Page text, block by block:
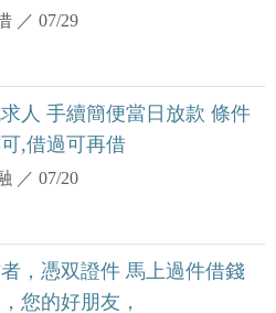
／07/29
人 手續簡便當日放款 條件
,借過可再借
／07/20
，憑双證件 馬上過件借錢
您的好朋友，